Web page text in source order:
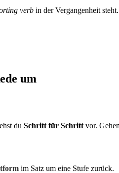
verb in der Vergangenheit
um
du Schritt für Schritt vor.
im Satz um eine Stufe zurück.